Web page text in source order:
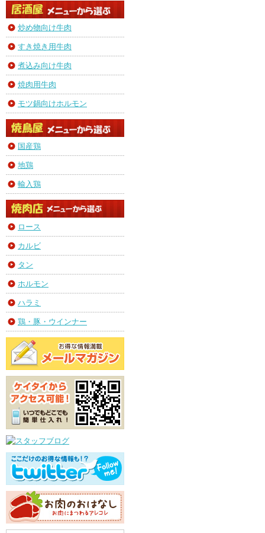
炒め物向け牛肉
すき焼き用牛肉
煮込み向け牛肉
焼肉用牛肉
モツ鍋向けホルモン
国産鶏
地鶏
輸入鶏
ロース
カルビ
タン
ホルモン
ハラミ
鶏・豚・ウインナー